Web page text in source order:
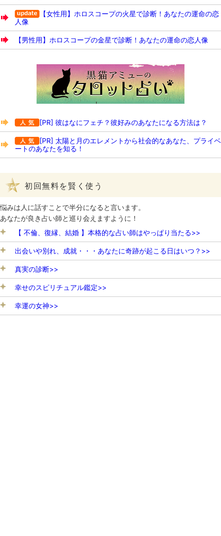
【女性用】ホロスコープの火星で診断！あなたの運命の恋
人像
【男性用】ホロスコープの金星で診断！あなたの運命の恋人像
[PR] 彼はなにフェチ？彼好みのあなたになる方法は？
[PR] 太陽と月のエレメントから社会的なあなた、プライベ
ートのあなたを知る！
初回無料を賢く使う
悩みは人に話すことで半分になると言います。
あなたが良き占い師と巡り会えますように！
【 不倫、復縁、結婚 】本格的な占い師はやっぱり当たる>>
出会いや別れ、成就・・・あなたに奇跡が起こる日はいつ？>>
真実の診断>>
幸せのスピリチュアル鑑定>>
幸運の女神>>